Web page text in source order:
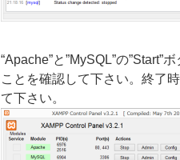
“Apache”と”MySQL”の”Start”
ことを確認して下さい。終了
て下さい。